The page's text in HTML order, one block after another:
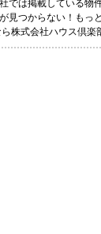
では掲載している物
見つからない！もっ
株式会社ハウス倶楽